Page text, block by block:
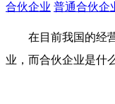
合伙企业 普通合伙企
在目前我国的经
业，而合伙企业是什